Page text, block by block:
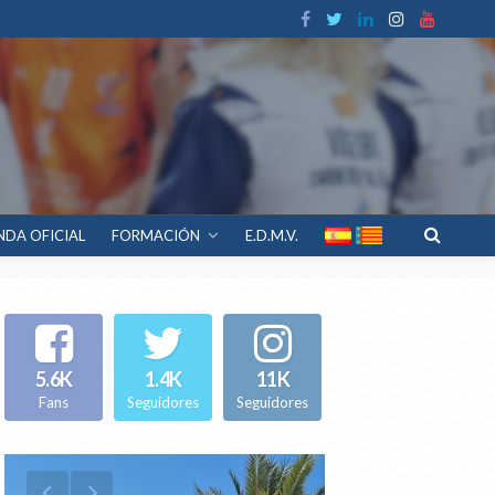
OFICIAL FORMACIÓN E.D.M.V.
5.6K
Fans
1.4K
Seguidores
11K
Seguidores